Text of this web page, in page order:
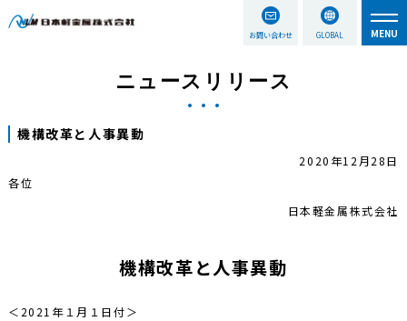
お問い合わせ GLOBAL
ニュースリリース
機構改革と人事異動
2020年12月28日
各位
日本軽金属株式会社
機構改革と人事異動
＜2021年１月１日付＞